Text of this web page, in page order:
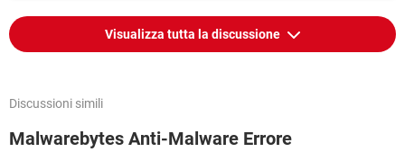
Visualizza tutta la discussione
Discussioni simili
Malwarebytes Anti-Malware Errore